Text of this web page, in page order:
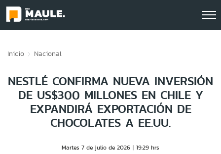
Inicio Nacional
NESTLÉ CONFIRMA NUEVA INVERSIÓN
DE US$300 MILLONES EN CHILE Y
EXPANDIRÁ EXPORTACIÓN DE
CHOCOLATES A EE.UU.
Martes 7 de julio de 2026 19:29 hrs